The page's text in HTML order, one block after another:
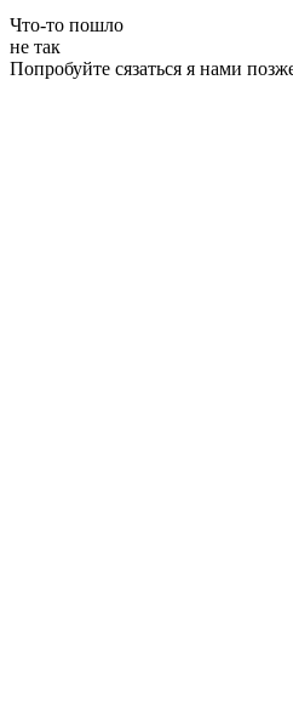
Что-то пошло
не так
Попробуйте сязаться я нами